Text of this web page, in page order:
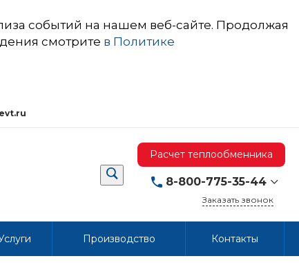
событий на нашем веб-сайте. Продолжая
смотрите в Политике
Расчет теплообменника
8-800-775-35-44
8-800-775-35-44
область, г.о. город
Заказать звонок
Производство Контакты